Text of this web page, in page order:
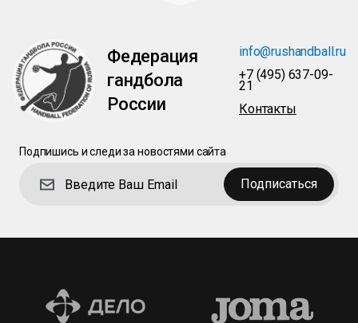
Федерация
гандбола
России
info@rushandball.ru
+7 (495) 637-09-
21
Контакты
Подпишись и следи за новостями сайта
Подписаться